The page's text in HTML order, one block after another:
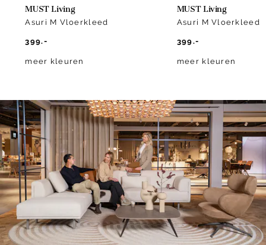
MUST Living
Asuri M Vloerkleed
399.-
meer kleuren
MUST Living
Asuri M Vloerkleed
399.-
meer kleuren